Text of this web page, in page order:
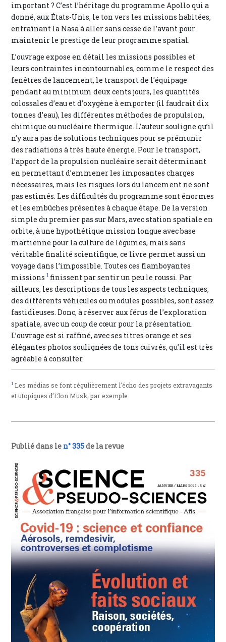
important ? C’est l’héritage du programme Apollo qui a
donné, aux États-Unis, le ton vers les missions habitées,
entraînant la Nasa à aller sans cesse de l’avant pour
maintenir le prestige de leur programme spatial.
L’ouvrage expose en détail les missions possibles et
leurs contraintes incontournables, comme le respect des
fenêtres de lancement, le transport de l’équipage
pendant au minimum deux cents jours, les quantités
colossales d’eau et d’oxygène à emporter (il faudrait dix
tonnes d’eau), les différentes méthodes de propulsion,
chimique ou nucléaire thermique. L’auteur souligne qu’il
n’y aura pas de solutions techniques pour se prémunir
des radiations à très haute énergie. Pour le transport,
l’apport de la propulsion nucléaire serait déterminant
en permettant d’emmener les imposantes charges
nécessaires, mais les risques lors du lancement ne sont
pas estimés. Les difficultés du programme sont énormes
et les embûches présentes à chaque étape. De la version
simple du premier pas sur Mars, avec station spatiale en
orbite, à une hypothétique mission longue avec base
martienne pour la culture de légumes, mais sans
véritable finalité scientifique, ce livre permet aussi un
voyage dans l’impossible. Toutes ces flamboyantes
missions 1 finissent par sentir un peu le roussi. Par
ailleurs, les descriptions de tous les aspects techniques,
des différents véhicules ou modules possibles, sont assez
fastidieuses. Donc, à réserver aux férus de l’exploration
spatiale, avec un coup de cœur pour la présentation.
L’ouvrage est si raffiné, avec ses titres orange et ses
élégantes photos soulignées de tons cuivrés, qu’il est très
agréable à consulter.
1 Les médias se font régulièrement l’écho des projets extravagants
et utopiques d’Elon Musk, par exemple.
Publié dans le n° 335de la revue